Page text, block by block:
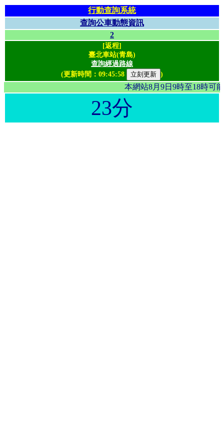
行動查詢系統
查詢公車動態資訊
2
[返程]
臺北車站(青島)
查詢經過路線
(更新時間： 09:45:58 )
本網站8月9日9時至18
23分